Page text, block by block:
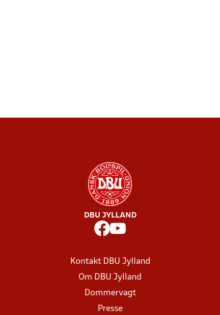
DBU JYLLAND
Kontakt DBU Jylland
Om DBU Jylland
Dommervagt
Presse